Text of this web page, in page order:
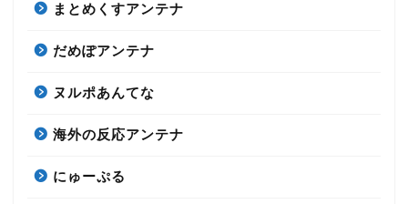
まとめくすアンテナ
だめぽアンテナ
ヌルポあんてな
海外の反応アンテナ
にゅーぷる